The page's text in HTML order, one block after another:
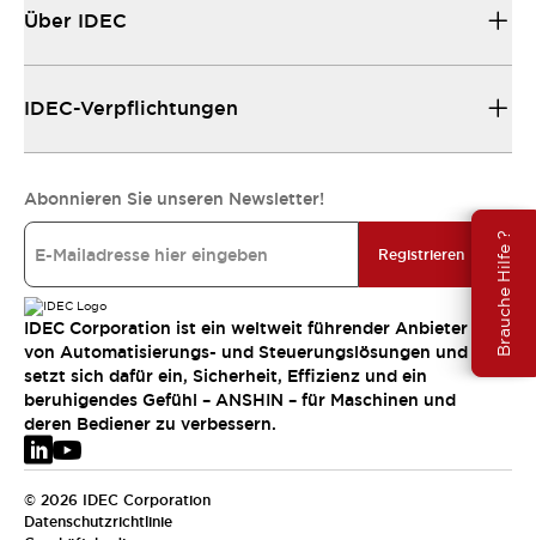
Brauche Hilfe ?
Über IDEC
IDEC-Verpflichtungen
Abonnieren Sie unseren Newsletter!
Registrieren
IDEC Corporation ist ein weltweit führender Anbieter
von Automatisierungs- und Steuerungslösungen und
setzt sich dafür ein, Sicherheit, Effizienz und ein
beruhigendes Gefühl – ANSHIN – für Maschinen und
deren Bediener zu verbessern.
© 2026 IDEC Corporation
Datenschutzrichtlinie